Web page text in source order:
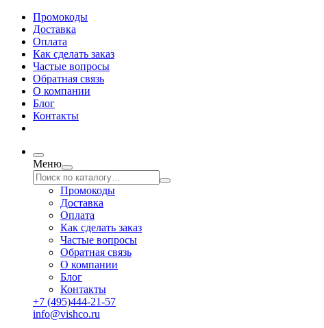
Промокоды
Доставка
Оплата
Как сделать заказ
Частые вопросы
Обратная связь
О компании
Блог
Контакты
Меню
Промокоды
Доставка
Оплата
Как сделать заказ
Частые вопросы
Обратная связь
О компании
Блог
Контакты
+7 (495)444-21-57
info@vishco.ru